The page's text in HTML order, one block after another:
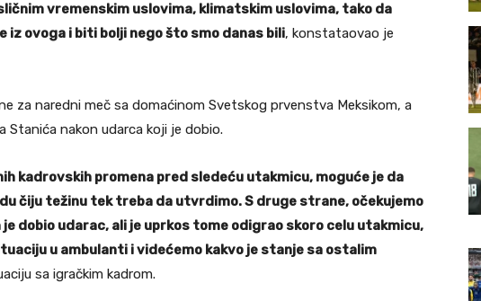
vremenskim uslovima, klimatskim uslovima, tako da
iz ovoga i biti bolji nego što smo danas bili, konstataovao je
za naredni meč sa domaćinom Svetskog prvenstva Meksikom, a
nakon udarca koji je dobio.
kadrovskih promena pred sledeću utakmicu, moguće je da
čiju težinu tek treba da utvrdimo. S druge strane, očekujemo
dobio udarac, ali je uprkos tome odigrao skoro celu utakmicu,
u ambulanti i videćemo kakvo je stanje sa ostalim
sa igračkim kadrom.